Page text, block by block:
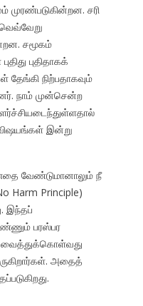
முரண்படுகின்றன. சரி
சமூகம்
புதிதாகக்
நிற்பதாகவும்
நாம் முன்சென்ற
இன்று
வேண்டுமானாலும் நீ
Harm Principle)
இந்தப்
பரஸ்பர
வைத்துக்கொள்வது
அதைத்